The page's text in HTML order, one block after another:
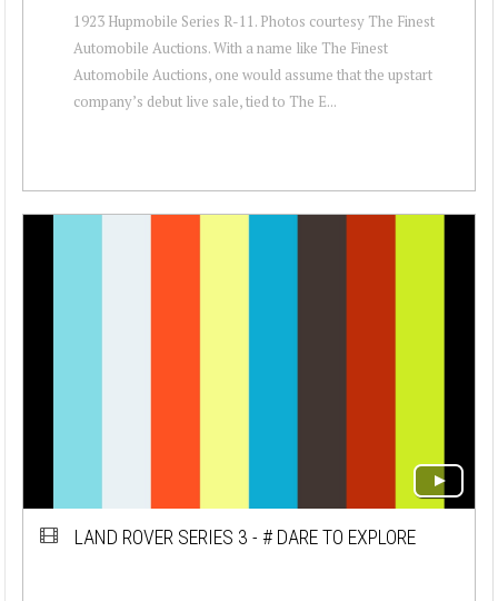
1923 Hupmobile Series R-11. Photos courtesy The Finest
Automobile Auctions. With a name like The Finest
Automobile Auctions, one would assume that the upstart
company’s debut live sale, tied to The E...
LAND ROVER SERIES 3 - # DARE TO EXPLORE